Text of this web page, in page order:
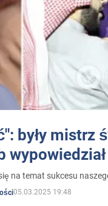
były mistrz
na temat sukcesu
05.03.2025 19:48